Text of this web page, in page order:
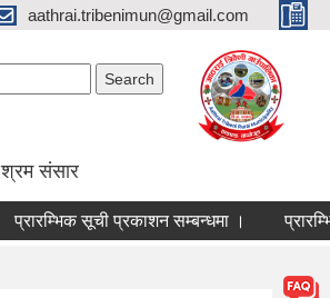
aathrai.tribenimun@gmail.com
श्रम संसार
प्रारम्भिक सूची प्रकाशन सम्बन्धमा ।